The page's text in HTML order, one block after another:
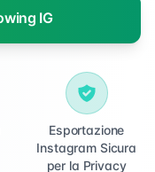
IG
Esportazione
Instagram Sicura
per la Privacy